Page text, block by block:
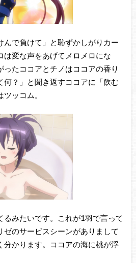
んで負けて」と恥ずかしがりカー
は変な声をあげてメロメロにな
ったココアとチノはココアの香り
何？」と聞き返すココアに「飲む
ッコム。
るみたいです。これが1羽で言って
ゼのサービスシーンがありまして
分かります。ココアの海に桃が浮